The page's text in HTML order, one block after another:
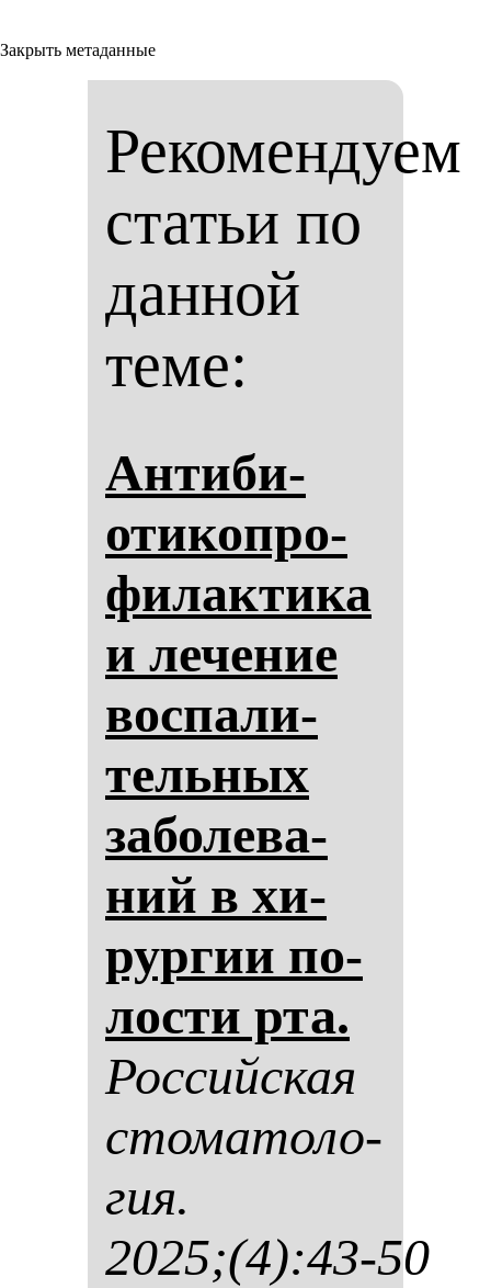
Закрыть метаданные
Рекомендуем
статьи по
данной
теме:
Ан­ти­би­
оти­коп­ро­
фи­лак­ти­ка
и ле­че­ние
вос­па­ли­
тель­ных
за­бо­ле­ва­
ний в хи­
рур­гии по­
лос­ти рта.
Рос­сий­ская
сто­ма­то­ло­
гия.
2025;(4):43-50